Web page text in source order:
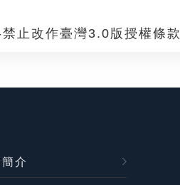
止改作臺灣3.0版授權條款
介